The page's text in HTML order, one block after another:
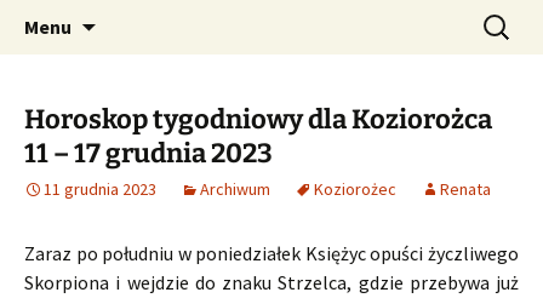
CzaroMarowy horoskop
dzienny, miesięczny i
tygodniowy
Profesjonalne przepowiednie astrologiczne
Menu Szukaj:
Horoskop tygodniowy dla Koziorożca
11 – 17 grudnia 2023
11 grudnia 2023 Archiwum Koziorożec Renata
Zaraz po południu w poniedziałek Księżyc opuści życzliwego
Skorpiona i wejdzie do znaku Strzelca, gdzie przebywa już